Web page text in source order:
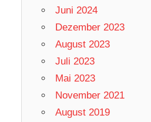
Juni 2024
Dezember 2023
August 2023
Juli 2023
Mai 2023
November 2021
August 2019